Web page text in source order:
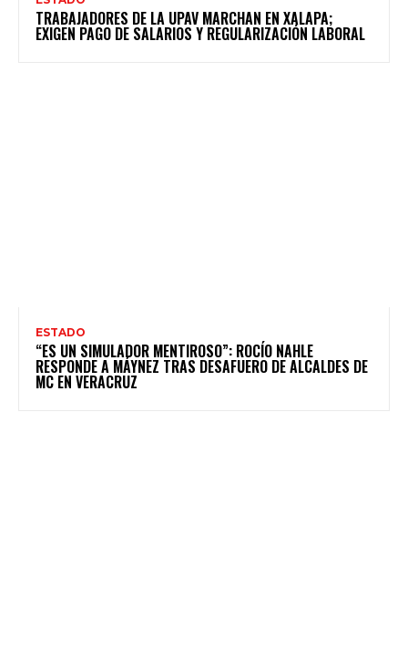
TRABAJADORES DE LA UPAV MARCHAN EN XALAPA;
EXIGEN PAGO DE SALARIOS Y REGULARIZACIÓN LABORAL
ESTADO
“ES UN SIMULADOR MENTIROSO”: ROCÍO NAHLE
RESPONDE A MÁYNEZ TRAS DESAFUERO DE ALCALDES DE
MC EN VERACRUZ